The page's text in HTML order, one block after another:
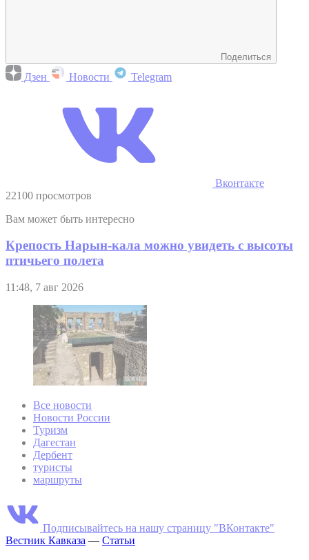
Поделиться
Дзен Новости Telegram
Вконтакте
22100 просмотров
Вам может быть интересно
Крепость Нарын-кала можно увидеть с высоты
птичьего полета
11:48, 7 авг 2026
Все новости
Новости России
Туризм
Дагестан
Дербент
туристы
маршруты
Подписывайтесь на нашу страницу "ВКонтакте"
Вестник Кавказа — Статьи